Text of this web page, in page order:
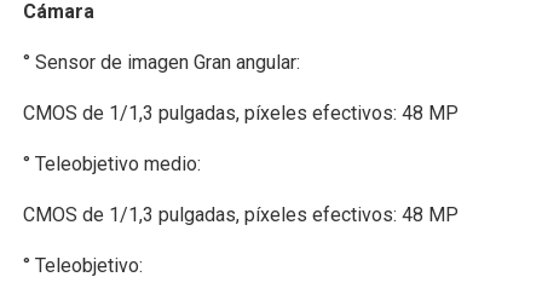
Cámara
° Sensor de imagen Gran angular:
CMOS de 1/1,3 pulgadas, píxeles efectivos: 48 MP
° Teleobjetivo medio:
CMOS de 1/1,3 pulgadas, píxeles efectivos: 48 MP
° Teleobjetivo: